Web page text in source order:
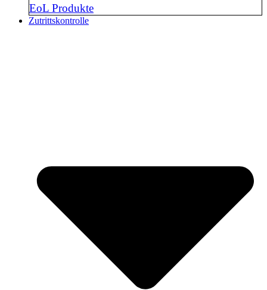
EoL Produkte
Zutrittskontrolle